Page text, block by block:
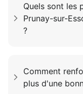
Quels sont les
Prunay-sur-
?
Comment
plus d'une